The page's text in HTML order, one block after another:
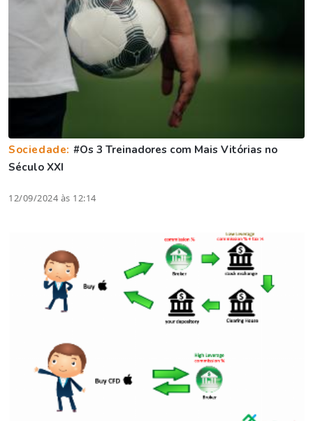
Sociedade: #Os 3 Treinadores com Mais Vitórias no
Século XXI
12/09/2024 às 12:14